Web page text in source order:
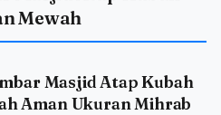
Mewah
Masjid Atap Kubah
Aman Ukuran Mihrab